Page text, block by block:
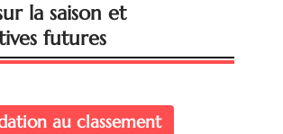
la saison et
futures
au classement